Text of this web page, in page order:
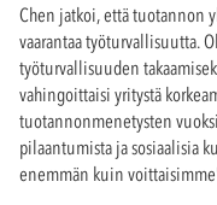
Chen jatkoi, että tuotannon
vaarantaa työturvallisuutta.
työturvallisuuden
vahingoittaisi yritystä
tuotannonmenetysten
pilaantumista ja sosiaalisia
enemmän kuin